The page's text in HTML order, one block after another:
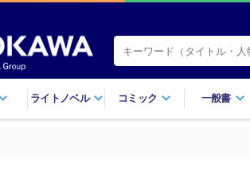
ライトノベル コミック 一般書